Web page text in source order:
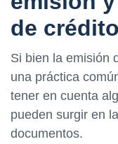
de
Si bien la emisión
una práctica
tener en cuenta
pueden surgir en
documentos.